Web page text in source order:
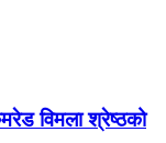
विमला श्रेष्ठको